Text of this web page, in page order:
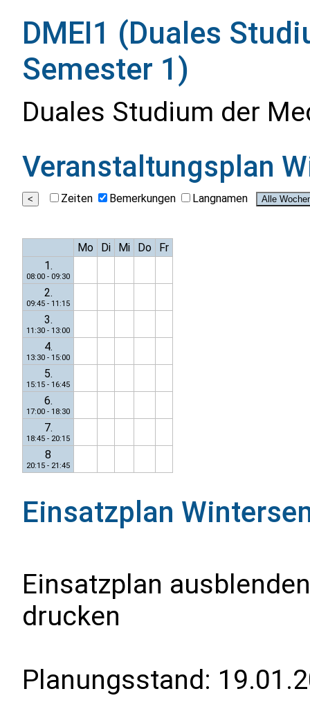
DMEI1 (Duales
Semester 1)
Duales Studium der
Veranstaltungsplan
Zeiten Bemerkungen Langnamen
Mo Di Mi Do
Fr
1.
08:00 - 09:30
2.
09:45 - 11:15
3.
11:30 - 13:00
4.
13:30 - 15:00
5.
15:15 - 16:45
6.
17:00 - 18:30
7.
18:45 - 20:15
8
20:15 - 21:45
Einsatzplan
Einsatzplan
drucken
Planungsstand: